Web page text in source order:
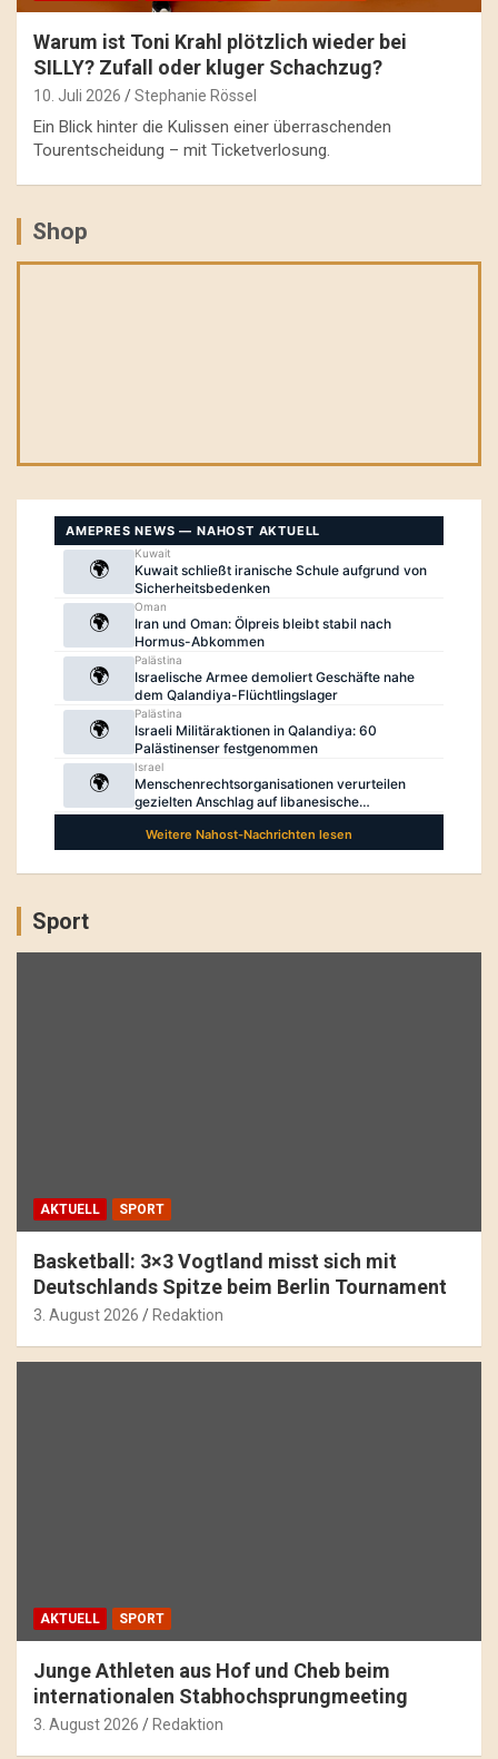
Warum ist Toni Krahl plötzlich wieder bei
SILLY? Zufall oder kluger Schachzug?
10. Juli 2026 Stephanie Rössel
Ein Blick hinter die Kulissen einer überraschenden
Tourentscheidung – mit Ticketverlosung.
Shop
Sport
AKTUELL SPORT
Basketball: 3×3 Vogtland misst sich mit
Deutschlands Spitze beim Berlin Tournament
3. August 2026 Redaktion
AKTUELL SPORT
Junge Athleten aus Hof und Cheb beim
internationalen Stabhochsprungmeeting
3. August 2026 Redaktion